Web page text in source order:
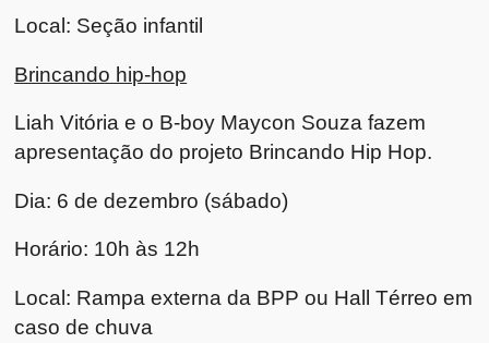
Local: Seção infantil
Brincando hip-hop
Liah Vitória e o B-boy Maycon Souza fazem
apresentação do projeto Brincando Hip Hop.
Dia: 6 de dezembro (sábado)
Horário: 10h às 12h
Local: Rampa externa da BPP ou Hall Térreo em
caso de chuva